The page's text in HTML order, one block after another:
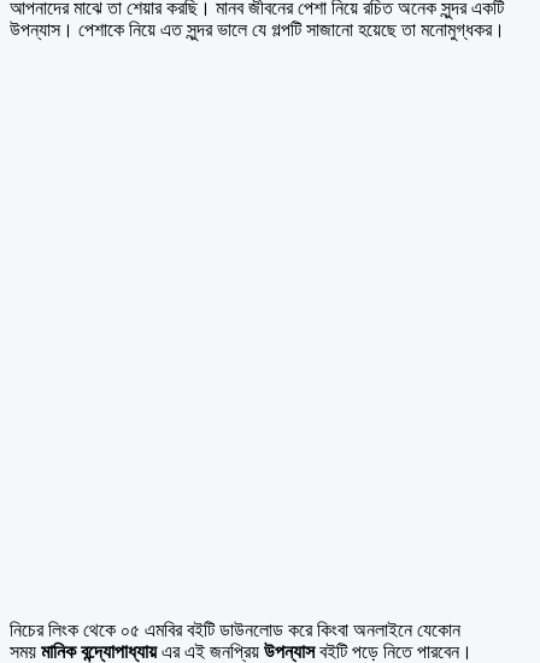
আপনাদের মাঝে তা শেয়ার করছি। মানব জীবনের পেশা নিয়ে রচিত অনেক সুন্দর একটি
উপন্যাস। পেশাকে নিয়ে এত সুন্দর ভালে যে গল্পটি সাজানো হয়েছে তা মনোমুগ্ধকর।
নিচের লিংক থেকে ০৫ এমবির বইটি ডাউনলোড করে কিংবা অনলাইনে যেকোন
সময় মানিক বন্দ্যোপাধ্যায়এর এই জনপ্রিয় উপন্যাসবইটি পড়ে নিতে পারবেন।